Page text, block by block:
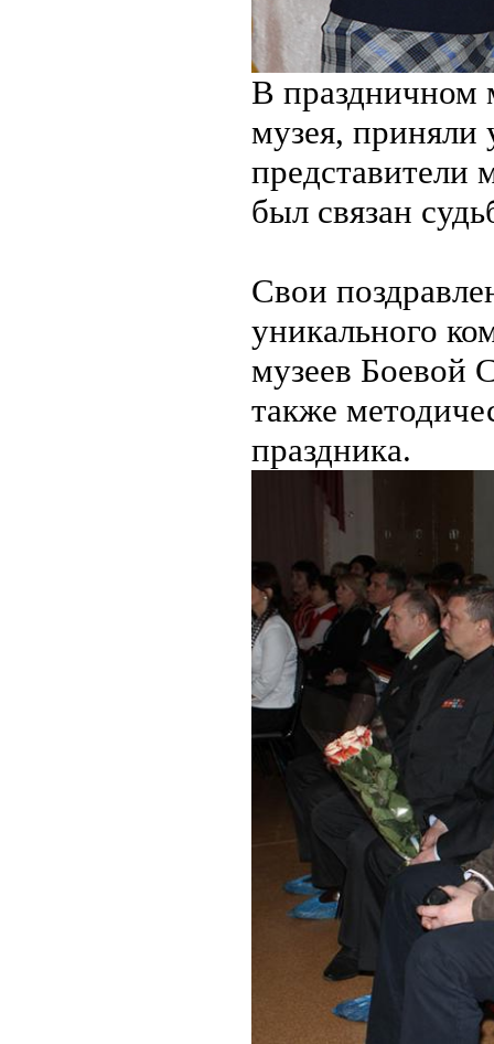
В праздничном
музея, приняли
представители
был связан
Свои
уникального
музеев Боевой
также
праздника.